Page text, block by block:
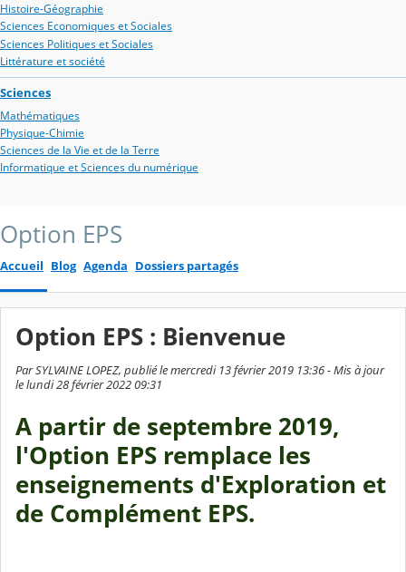
Histoire-Géographie
Sciences Economiques et Sociales
Sciences Politiques et Sociales
Littérature et société
Sciences
Mathématiques
Physique-Chimie
Sciences de la Vie et de la Terre
Informatique et Sciences du numérique
Option EPS
Accueil Blog Agenda Dossiers partagés
Option EPS : Bienvenue
Par SYLVAINE LOPEZ, publié le mercredi 13 février 2019 13:36 - Mis à jour
le lundi 28 février 2022 09:31
A partir de septembre 2019,
l'Option EPS remplace les
enseignements d'Exploration et
de Complément EPS.